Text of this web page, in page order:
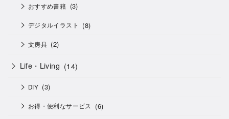
おすすめ書籍 (3)
デジタルイラスト (8)
文房具 (2)
Life・Living (14)
DIY (3)
お得・便利なサービス (6)